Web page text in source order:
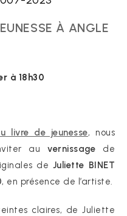
À ANGLE
à 18h30
livre de jeunesse, nous
auvernissage de
de Juliette BINET
, en présence de l’artiste.
claires, de Juliette